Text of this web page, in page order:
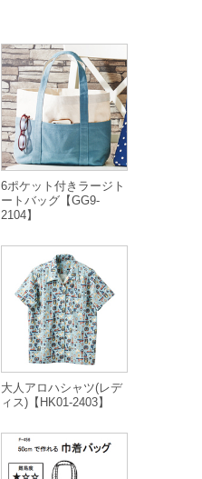
6ポケット付きラージト
ートバッグ【GG9-
2104】
大人アロハシャツ(レデ
ィス)【HK01-2403】